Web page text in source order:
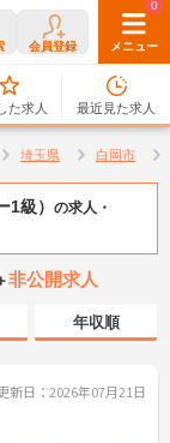
会員登録 メニュー
0
た求人
0
最近見た求人
埼玉県 白岡市
級） の求人・
非公開求人
年収順
新日：2026年07月21日